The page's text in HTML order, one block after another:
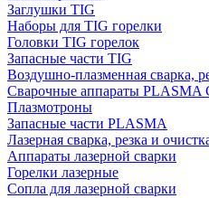
Заглушки TIG
Наборы для TIG горелки
Головки TIG горелок
Запасные части TIG
Воздушно-плазменная сварка,
Сварочные аппараты PLASMA
Плазмотроны
Запасные части PLASMA
Лазерная сварка, резка и
Аппараты лазерной сварки
Горелки лазерные
Сопла для лазерной сварки